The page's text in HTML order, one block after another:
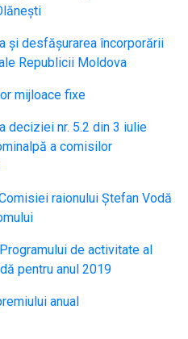
și desfășurarea încorporării
Republicii Moldova
mijloace fixe
deciziei nr. 5.2 din 3 iulie
a comisilor
raionului Ștefan Vodă
de activitate al
pentru anul 2019
anual